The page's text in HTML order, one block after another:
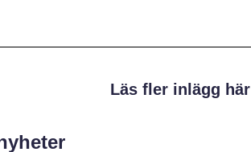
Läs fler inlägg här